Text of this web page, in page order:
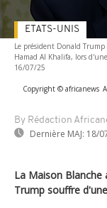
Le président Donald
Hamad Al Khalifa, lors
16/07/25
Copyright © africanews
By Rédaction
Dernière MAJ: 18/
ETATS-UNIS
La Maison Blanche
Trump souffre